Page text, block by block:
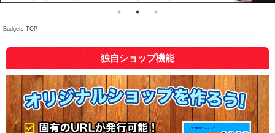
Budgets TOP
独自ショップ機能